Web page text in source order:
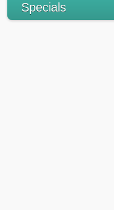
Specials